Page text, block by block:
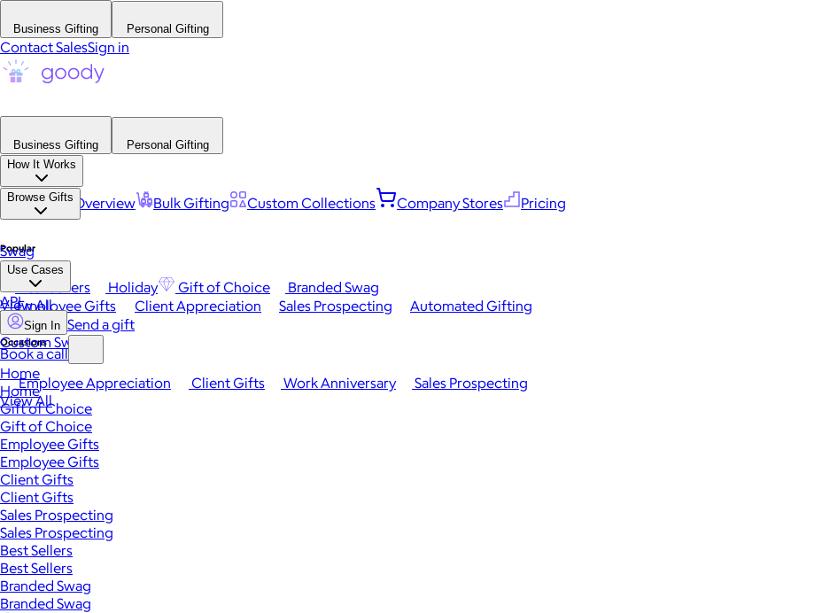
Business Gifting Personal Gifting
Contact SalesSign in
Business Gifting
Personal Gifting
How It Works
Platform Overview Bulk Gifting Custom Collections Company Stores Pricing
Browse Gifts
Popular
Best Sellers Holiday Gift of Choice
Branded Swag
View All
Occasions
Employee Appreciation Client Gifts Work Anniversary
Sales Prospecting
View All
Swag
Use Cases
Employee Gifts Client Appreciation Sales Prospecting Automated Gifting
Custom Swag
API
Sign In Send a gift
Book a call
Home
Home
Gift of Choice
Gift of Choice
Employee Gifts
Employee Gifts
Client Gifts
Client Gifts
Sales Prospecting
Sales Prospecting
Best Sellers
Best Sellers
Branded Swag
Branded Swag